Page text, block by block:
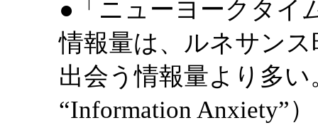
●「ニューヨークタイ
情報量は、ルネサン
出会う情報量より多い
“Information Anxiety”）